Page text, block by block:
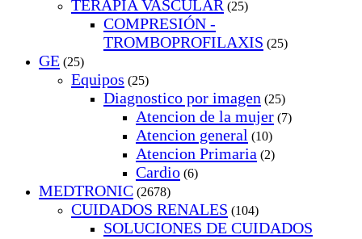
TERAPIA VASCULAR (25)
COMPRESIÓN -
TROMBOPROFILAXIS (25)
GE (25)
Equipos (25)
Diagnostico por imagen (25)
Atencion de la mujer (7)
Atencion general (10)
Atencion Primaria (2)
Cardio (6)
MEDTRONIC (2678)
CUIDADOS RENALES (104)
SOLUCIONES DE CUIDADOS